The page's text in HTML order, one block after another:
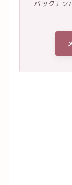
バックナン